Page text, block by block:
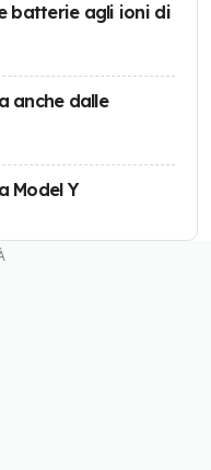
batterie agli ioni di
anche dalle
Model Y